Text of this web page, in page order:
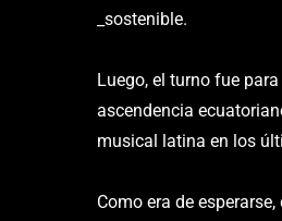
_sostenible.
Luego, el turno fue
ascendencia
musical latina en los
Como era de